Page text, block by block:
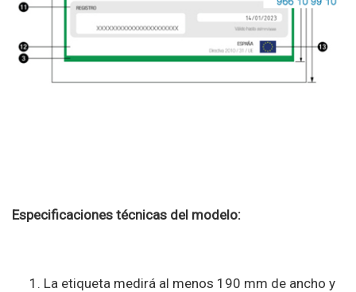
Especificaciones técnicas del modelo:
La etiqueta medirá al menos 190 mm de ancho y